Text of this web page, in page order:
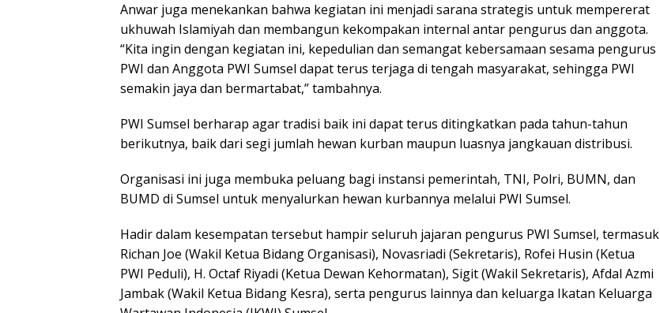
Anwar juga menekankan bahwa kegiatan ini menjadi sarana strategis untuk mempererat
ukhuwah Islamiyah dan membangun kekompakan internal antar pengurus dan anggota.
“Kita ingin dengan kegiatan ini, kepedulian dan semangat kebersamaan sesama pengurus
PWI dan Anggota PWI Sumsel dapat terus terjaga di tengah masyarakat, sehingga PWI
semakin jaya dan bermartabat,” tambahnya.
PWI Sumsel berharap agar tradisi baik ini dapat terus ditingkatkan pada tahun-tahun
berikutnya, baik dari segi jumlah hewan kurban maupun luasnya jangkauan distribusi.
Organisasi ini juga membuka peluang bagi instansi pemerintah, TNI, Polri, BUMN, dan
BUMD di Sumsel untuk menyalurkan hewan kurbannya melalui PWI Sumsel.
Hadir dalam kesempatan tersebut hampir seluruh jajaran pengurus PWI Sumsel, termasuk
Richan Joe (Wakil Ketua Bidang Organisasi), Novasriadi (Sekretaris), Rofei Husin (Ketua
PWI Peduli), H. Octaf Riyadi (Ketua Dewan Kehormatan), Sigit (Wakil Sekretaris), Afdal Azmi
Jambak (Wakil Ketua Bidang Kesra), serta pengurus lainnya dan keluarga Ikatan Keluarga